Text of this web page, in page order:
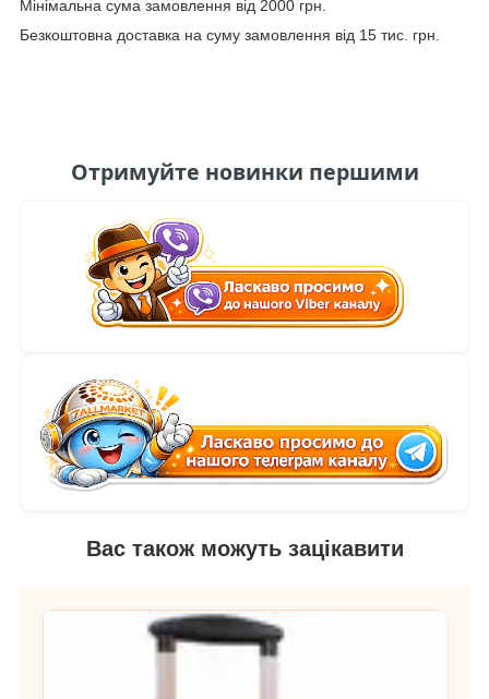
Мінімальна сума замовлення від 2000 грн.
Безкоштовна доставка на суму замовлення від 15 тис. грн.
Отримуйте новинки першими
Вас також можуть зацікавити